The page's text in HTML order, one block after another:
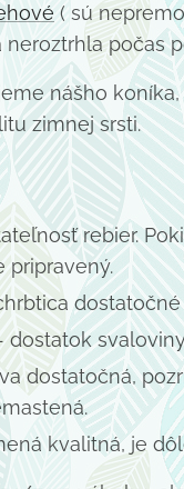
( sú
neroztrhla počas
nášho
zimnej srsti.
rebier.
pripravený.
dostatok
dostatočná,
kvalitná, je